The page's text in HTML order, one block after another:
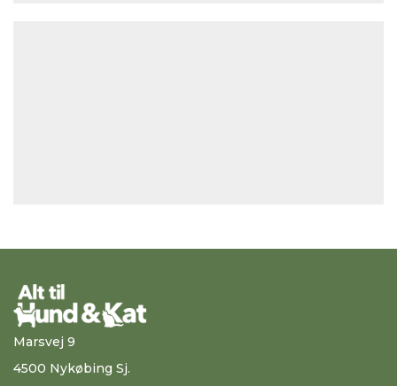
Marsvej 9
4500 Nykøbing Sj.